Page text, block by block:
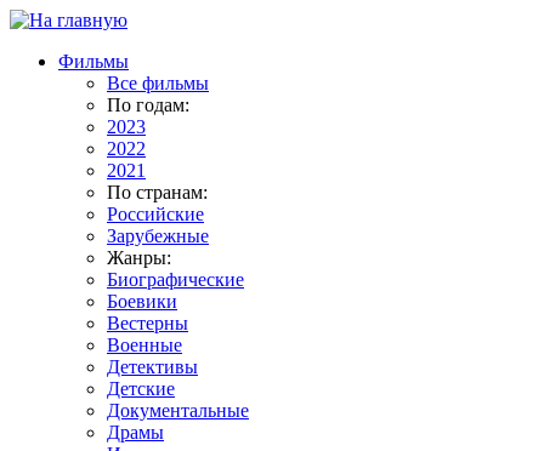
Фильмы
Все фильмы
По годам:
2023
2022
2021
По странам:
Российские
Зарубежные
Жанры:
Биографические
Боевики
Вестерны
Военные
Детективы
Детские
Документальные
Драмы